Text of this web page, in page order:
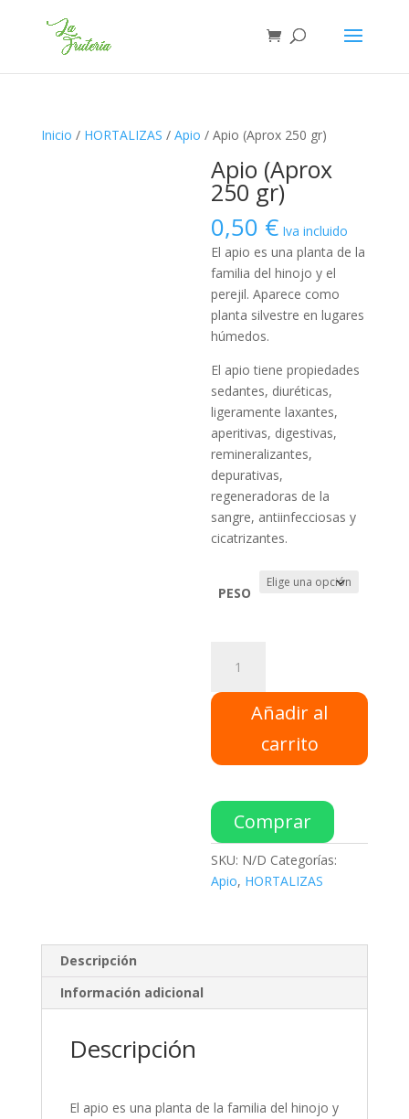
Inicio / HORTALIZAS / Apio / Apio (Aprox 250 gr)
Apio (Aprox
250 gr)
0,50 € Iva incluido
El apio es una planta de la
familia del hinojo y el
perejil. Aparece como
planta silvestre en lugares
húmedos.
El apio tiene propiedades
sedantes, diuréticas,
ligeramente laxantes,
aperitivas, digestivas,
remineralizantes,
depurativas,
regeneradoras de la
sangre, antiinfecciosas y
cicatrizantes.
PESO
(Aprox
250
Añadir al
carrito
Comprar
SKU: N/D Categorías:
Apio, HORTALIZAS
Descripción
Información adicional
Descripción
El apio es una planta de la familia del hinojo y